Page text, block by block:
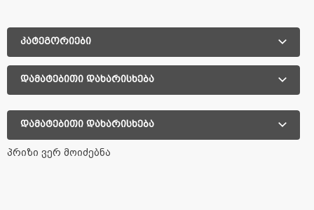
კატეგორიები
დამატებითი დახარისხება
დამატებითი დახარისხება
პრიზი ვერ მოიძებნა